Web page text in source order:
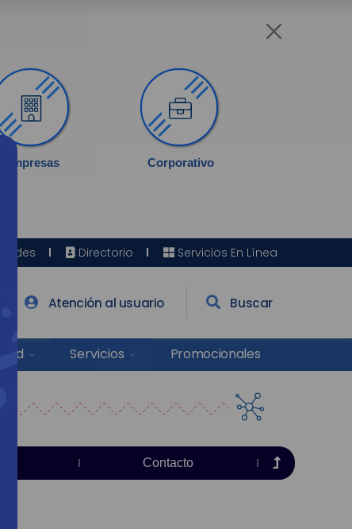
Empresas Corporativo
Sedes Directorio Servicios En Línea
Atención al usuario Buscar
Salud Servicios Promocionales
Contacto